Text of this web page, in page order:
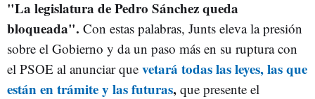
"La legislatura de Pedro Sánchez queda
bloqueada". Con estas palabras, Junts eleva la presión
sobre el Gobierno y da un paso más en su ruptura con
el PSOE al anunciar que vetará todas las leyes, las que
están en trámite y las futuras, que presente el